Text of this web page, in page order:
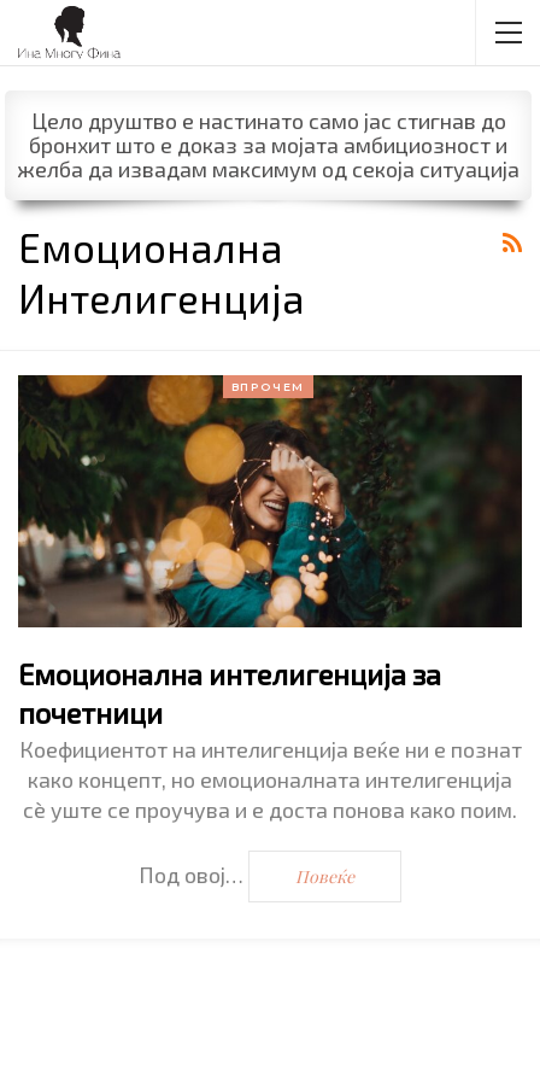
Цело друштво е настинато само јас стигнав до
бронхит што е доказ за мојата амбициозност и
желба да извадам максимум од секоја ситуација
Емоционална
Интелигенција
ВПРОЧЕМ
Емоционална интелигенција за
почетници
Коефициентот на интелигенција веќе ни е познат
како концепт, но емоционалната интелигенција
сè уште се проучува и е доста понова како поим.
Под овој… Повеќе